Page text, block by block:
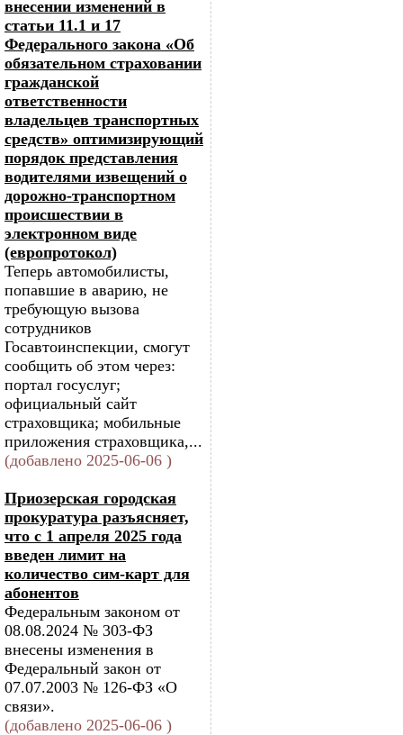
внесении изменений в
статьи 11.1 и 17
Федерального закона «Об
обязательном страховании
гражданской
ответственности
владельцев транспортных
средств» оптимизирующий
порядок представления
водителями извещений о
дорожно-транспортном
происшествии в
электронном виде
(европротокол)
Теперь автомобилисты,
попавшие в аварию, не
требующую вызова
сотрудников
Госавтоинспекции, смогут
сообщить об этом через:
портал госуслуг;
официальный сайт
страховщика; мобильные
приложения страховщика,...
(добавлено 2025-06-06 )
Приозерская городская
прокуратура разъясняет,
что с 1 апреля 2025 года
введен лимит на
количество сим-карт для
абонентов
Федеральным законом от
08.08.2024 № 303-ФЗ
внесены изменения в
Федеральный закон от
07.07.2003 № 126-ФЗ «О
связи».
(добавлено 2025-06-06 )